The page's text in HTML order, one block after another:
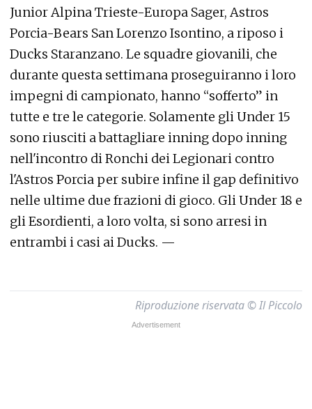
Junior Alpina Trieste-Europa Sager, Astros
Porcia-Bears San Lorenzo Isontino, a riposo i
Ducks Staranzano. Le squadre giovanili, che
durante questa settimana proseguiranno i loro
impegni di campionato, hanno “sofferto” in
tutte e tre le categorie. Solamente gli Under 15
sono riusciti a battagliare inning dopo inning
nell'incontro di Ronchi dei Legionari contro
l'Astros Porcia per subire infine il gap definitivo
nelle ultime due frazioni di gioco. Gli Under 18 e
gli Esordienti, a loro volta, si sono arresi in
entrambi i casi ai Ducks. —
Riproduzione riservata © Il Piccolo